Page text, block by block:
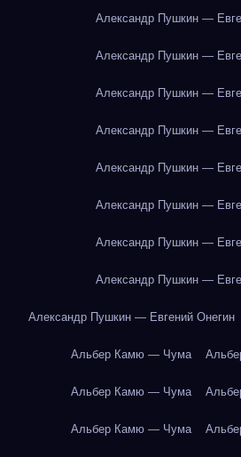
Александр Пушкин —
Александр Пушкин —
Александр Пушкин —
Александр Пушкин —
Александр Пушкин —
Александр Пушкин —
Александр Пушкин —
Александр Пушкин —
Александр Пушкин — Евгений Онегин
Альбер Камю — Чума
Альбер Камю — Чума
Альбер Камю — Чума